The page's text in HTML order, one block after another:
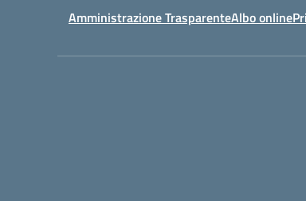
Amministrazione TrasparenteAlbo online